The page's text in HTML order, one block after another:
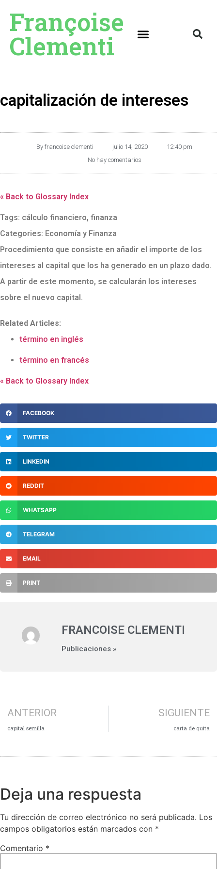
Françoise
Clementi
capitalización de intereses
By francoise clementi julio 14, 2020
12:40 pm
No hay comentarios
« Back to Glossary Index
Tags: cálculo financiero, finanza
Categories: Economía y Finanza
Procedimiento que consiste en añadir el importe de los
intereses al capital que los ha generado en un plazo dado.
A partir de este momento, se calcularán los intereses
sobre el nuevo capital.
Related Articles:
término en inglés
término en francés
« Back to Glossary Index
FACEBOOK
TWITTER
LINKEDIN
REDDIT
WHATSAPP
TELEGRAM
EMAIL
PRINT
FRANCOISE CLEMENTI
Publicaciones »
ANTERIOR
capital semilla
SIGUIENTE
carta de quita
Deja una respuesta
Tu dirección de correo electrónico no será publicada. Los
campos obligatorios están marcados con *
Comentario *